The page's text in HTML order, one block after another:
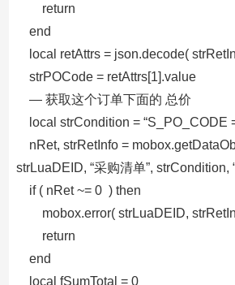
return
end
local retAttrs = json.decode(
strPOCode = retAttrs[1].value
— 获取这个订单下面的 总价
local strCondition = “S_PO_CODE =
nRet, strRetInfo =
strLuaDEID, “采购清单”, strCondition,
if ( nRet ~= 0 ) then
mobox.error( strLuaDEID,
return
end
local fSumTotal = 0